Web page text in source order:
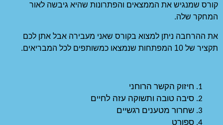
שהיא גיבשה לאור
שאני מעבירה אבל אתן לכם
לחיים